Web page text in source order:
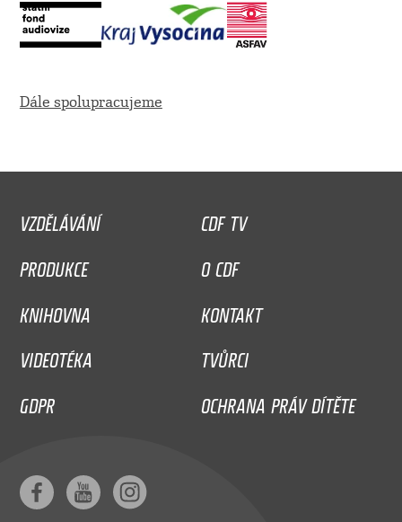
Dále spolupracujeme
VZDĚLÁVÁNÍ
CDF TV
PRODUKCE
O CDF
KNIHOVNA
KONTAKT
VIDEOTÉKA
TVŮRCI
GDPR
OCHRANA PRÁV DÍTĚTE